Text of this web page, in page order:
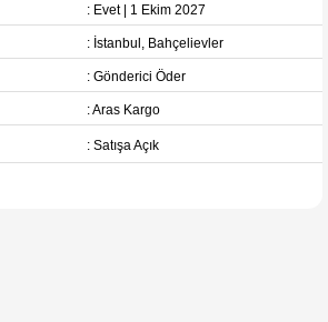
: Evet | 1 Ekim 2027
: İstanbul, Bahçelievler
: Gönderici Öder
: Aras Kargo
: Satışa Açık